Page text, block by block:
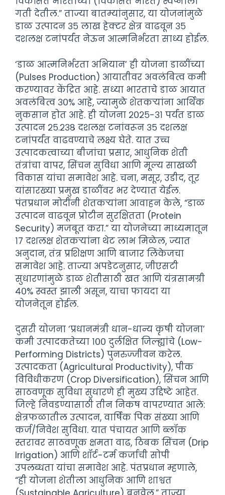
गती देतील.” ताज्या बातम्यांनुसार, या योजनांमुळे
डाळ उत्पादन ३५ लाख हेक्टर क्षेत्र वाढवून ३५
दशलक्ष टनांपर्यंत नेऊन आत्मनिर्भरता साध्य होईल.
‘डाळ आत्मनिर्भरता अभियान’ ही योजना डाळींच्या
(Pulses Production) आयातीवर अवलंबित्व कमी
करण्यावर केंद्रित आहे. सध्या भारताचे डाळ आयात
अवलंबित्व ३०% आहे, ज्यामुळे शेतकऱ्यांना आर्थिक
नुकसान होत आहे. ही योजना २०२५-३१ पर्यंत डाळ
उत्पादन २५.२३८ दशलक्ष टनांवरून ३५ दशलक्ष
टनांपर्यंत वाढवण्याचे लक्ष्य घेते. यात उच्च
उत्पादकत्वाच्या बीजांचा प्रसार, आधुनिक शेती
तंत्रांचा वापर, सिंचन सुविधा आणि मूल्य साखळी
विकास यांचा समावेश आहे. चना, मसूर, उडीद, तूर
यांसारख्या प्रमुख डाळींवर भर देण्यात येईल.
पंतप्रधान मोदींनी शेतकऱ्यांना आवाहन केले, “डाळ
उत्पादन वाढवून प्रोटीन सुरक्षितता (Protein
Security) मजबूत करा.” या योजनेच्या माध्यमातून
१७ दशलक्ष शेतकऱ्यांना थेट लाभ मिळेल, ज्यात
अनुदान, तंत्र प्रशिक्षण आणि बाजार लिंकेजचा
समावेश आहे. ताज्या अपडेटनुसार, जीएसटी
सुधारणांमुळे डाळ शेतीसाठी खत आणि यंत्रसामग्री
४०% स्वस्त झाली असून, याचा फायदा या
योजनेतून होईल.
दुसरी योजना ‘प्रधानमंत्री धान-धान्य कृषी योजना’
कमी उत्पादकतेच्या १०० दुर्लक्षित जिल्ह्यांचे (Low-
Performing Districts) पुनरुज्जीवन करेल.
उत्पादकता (Agricultural Productivity), पीक
विविधीकरण (Crop Diversification), सिंचन आणि
साठवणूक सुविधा सुधारणे ही मुख्य उद्दिष्टे आहेत.
जिल्हे निवडण्यासाठी तीन निकष वापरण्यात आले:
क्षेत्रफळातील उत्पादन, वार्षिक पिक संख्या आणि
कर्ज/निवेश सुविधा. यात पंचायत आणि ब्लॉक
स्तरावर साठवणूक क्षमता वाढ, ठिबक सिंचन (Drip
Irrigation) आणि शॉर्ट-टर्म कर्जाची सोपी
उपलब्धता यांचा समावेश आहे. पंतप्रधान म्हणाले,
“ही योजना शेतीला आधुनिक आणि शाश्वत